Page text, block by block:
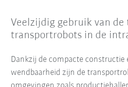
Veelzijdig gebruik van de
transportrobots in de
Dankzij de compacte constructie
wendbaarheid zijn de